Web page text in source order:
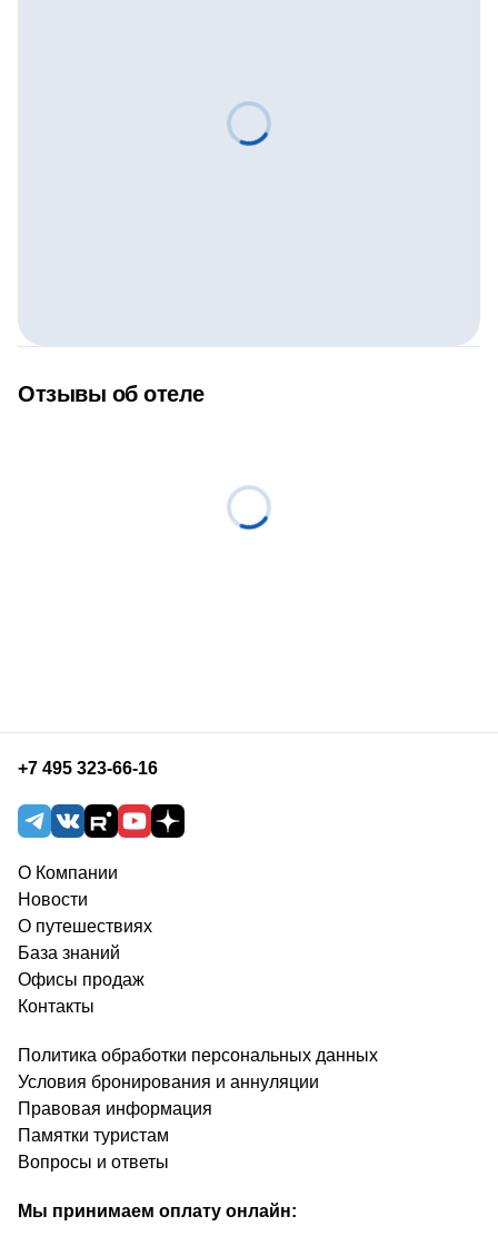
Отзывы об отеле
+7 495 323-66-16
О Компании
Новости
О путешествиях
База знаний
Офисы продаж
Контакты
Политика обработки персональных данных
Условия бронирования и аннуляции
Правовая информация
Памятки туристам
Вопросы и ответы
Мы принимаем оплату онлайн: